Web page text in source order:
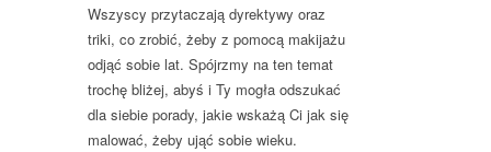
Wszyscy przytaczają dyrektywy oraz
triki, co zrobić, żeby z pomocą makijażu
odjąć sobie lat. Spójrzmy na ten temat
trochę bliżej, abyś i Ty mogła odszukać
dla siebie porady, jakie wskażą Ci jak się
malować, żeby ująć sobie wieku.